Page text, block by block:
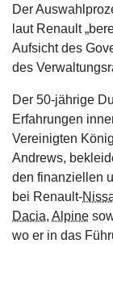
Der
laut Renault
Aufsicht des
des
Der 50-jährige
Erfahrungen
Vereinigten
Andrews,
den finanziellen
bei Renault-
Dacia, Alpine
wo er in das